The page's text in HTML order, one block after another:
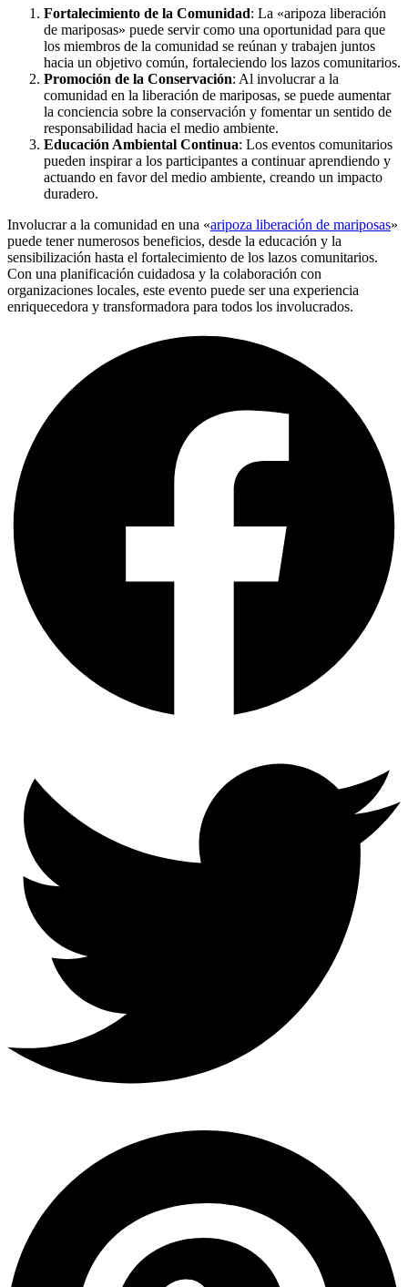
Fortalecimiento de la Comunidad: La «aripoza liberación
de mariposas» puede servir como una oportunidad para que
los miembros de la comunidad se reúnan y trabajen juntos
hacia un objetivo común, fortaleciendo los lazos comunitarios.
Promoción de la Conservación: Al involucrar a la
comunidad en la liberación de mariposas, se puede aumentar
la conciencia sobre la conservación y fomentar un sentido de
responsabilidad hacia el medio ambiente.
Educación Ambiental Continua: Los eventos comunitarios
pueden inspirar a los participantes a continuar aprendiendo y
actuando en favor del medio ambiente, creando un impacto
duradero.
Involucrar a la comunidad en una «aripoza liberación de mariposas»
puede tener numerosos beneficios, desde la educación y la
sensibilización hasta el fortalecimiento de los lazos comunitarios.
Con una planificación cuidadosa y la colaboración con
organizaciones locales, este evento puede ser una experiencia
enriquecedora y transformadora para todos los involucrados.